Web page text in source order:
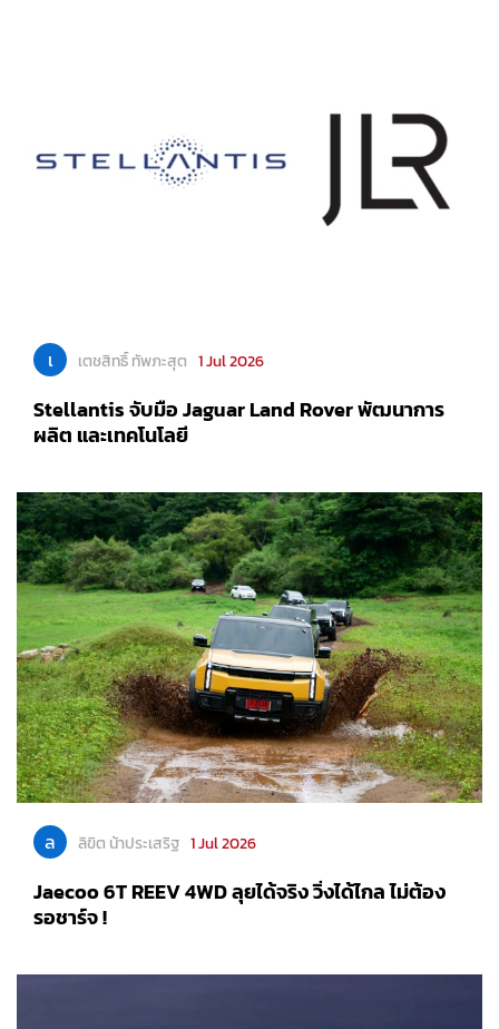
เ เตชสิทธิ์ ทัพภะสุต 1 Jul 2026
Stellantis จับมือ Jaguar Land Rover พัฒนาการ
ผลิต และเทคโนโลยี
ล ลิขิต น้าประเสริฐ 1 Jul 2026
Jaecoo 6T REEV 4WD ลุยได้จริง วิ่งได้ไกล ไม่ต้อง
รอชาร์จ !